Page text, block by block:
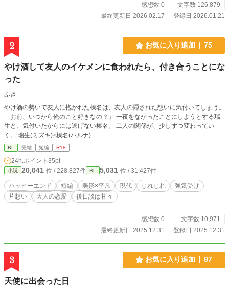
の甘い誘惑に、伊織は抗えない。週に二回の密会、激しい
夜、募る執着――完璧を装ってきた男が、不完全な愛に溺れ
感想数 0
文字数 126,879
最終更新日 2026.02.17
登録日 2026.01.21
2 お気に入り追加 75
やけ酒して友人のイケメンに食われたら、付き合うことにな
った
ふき
やけ酒の勢いで友人に抱かれた榛名は、友人の隠された想いに気付いてしまう。
「お前、いつから俺のこと好きなの？」 一夜をなかったことにしようとする瑞
生と、気付いたからには逃げない榛名。 二人の関係が、少しずつ変わってい
く。 瑞生(ミズキ)×榛名(ハルナ)
BL 完結 短編 R18
24h.ポイント 35pt
小説 20,041 位 / 228,827件 BL 5,031 位 / 31,427件
ハッピーエンド 短編 美形×平凡 現代 じれじれ
強気受け
片想い
大人の恋愛 後日談は甘々
感想数 0
文字数 10,971
最終更新日 2025.12.31
登録日 2025.12.31
3 お気に入り追加 87
天使に出会った日